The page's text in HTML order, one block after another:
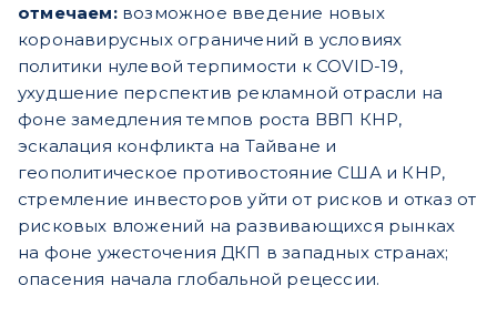
отмечаем:возможное введение новых
коронавирусных ограничений в условиях
политики нулевой терпимости к COVID-19,
ухудшение перспектив рекламной отрасли на
фоне замедления темпов роста ВВП КНР,
эскалация конфликта на Тайване и
геополитическое противостояние США и КНР,
стремление инвесторов уйти от рисков и отказ от
рисковых вложений на развивающихся рынках
на фоне ужесточения ДКП в западных странах;
опасения начала глобальной рецессии.